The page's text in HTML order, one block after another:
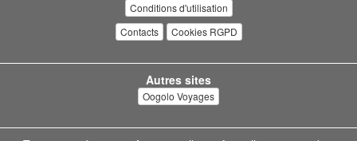
Conditions d'utilisation
Contacts
Cookies RGPD
Autres sites
Oogolo Voyages